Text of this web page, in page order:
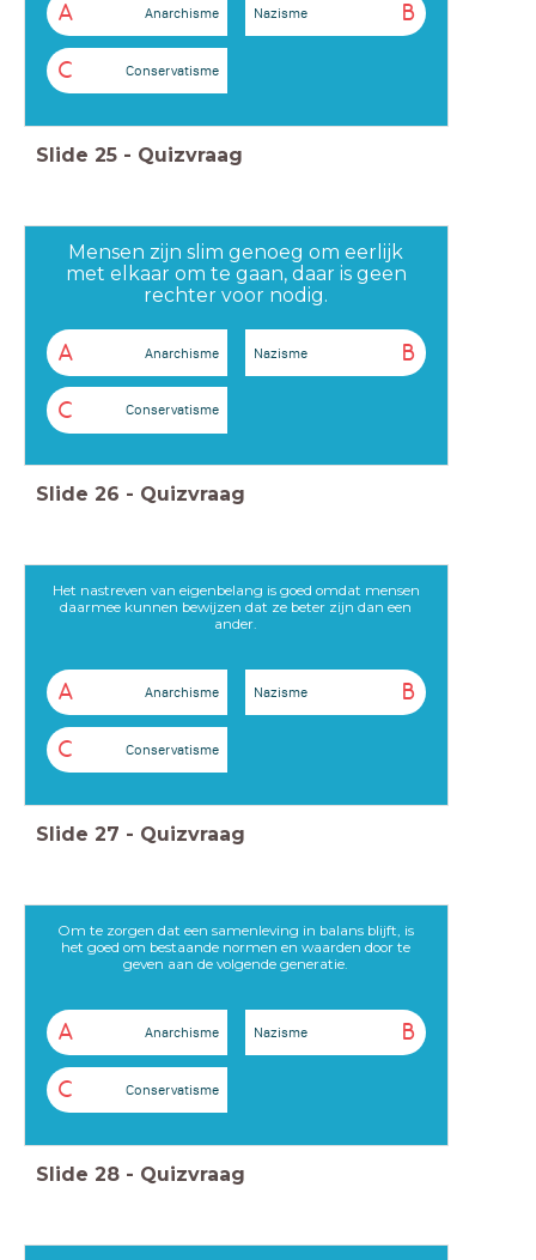
A Anarchisme B
Nazisme
C Conservatisme
Slide 25 - Quizvraag
Mensen zijn slim genoeg om eerlijk
met elkaar om te gaan, daar is geen
rechter voor nodig.
A Anarchisme B
Nazisme
C Conservatisme
Slide 26 - Quizvraag
Het nastreven van eigenbelang is goed omdat mensen
daarmee kunnen bewijzen dat ze beter zijn dan een
ander.
A Anarchisme B
Nazisme
C Conservatisme
Slide 27 - Quizvraag
Om te zorgen dat een samenleving in balans blijft, is
het goed om bestaande normen en waarden door te
geven aan de volgende generatie.
A Anarchisme B
Nazisme
C Conservatisme
Slide 28 - Quizvraag